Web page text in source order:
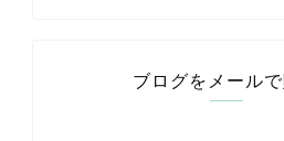
ブログをメール